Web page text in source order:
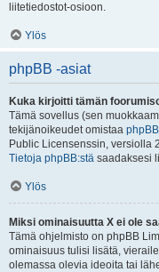
liitetiedostot-osioon.
Ylös
phpBB -asiat
Kuka kirjoitti tämän
Tämä sovellus (sen
tekijänoikeudet omistaa
Public Licensenssin, versiolla
Tietoja phpBB:stä saadaksesi
Ylös
Miksi ominaisuutta X ei ole
Tämä ohjelmisto on phpBB
ominaisuus tulisi lisätä, vieraile
olemassa olevia ideoita tai